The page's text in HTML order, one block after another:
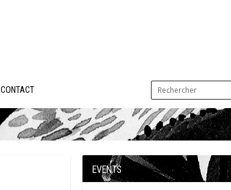
CONTACT
EVENTS